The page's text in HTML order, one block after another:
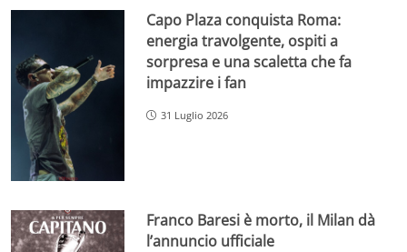
Capo Plaza conquista Roma:
energia travolgente, ospiti a
sorpresa e una scaletta che fa
impazzire i fan
31 Luglio 2026
Franco Baresi è morto, il Milan dà
l’annuncio ufficiale